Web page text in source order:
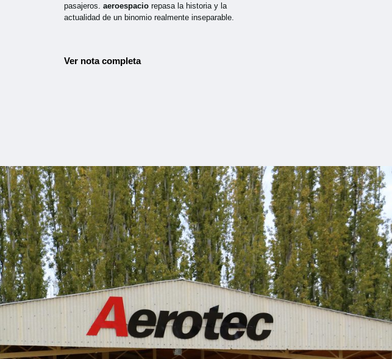
pasajeros.aeroespaciorepasa la historia y la
actualidad de un binomio realmente inseparable.
Ver nota completa